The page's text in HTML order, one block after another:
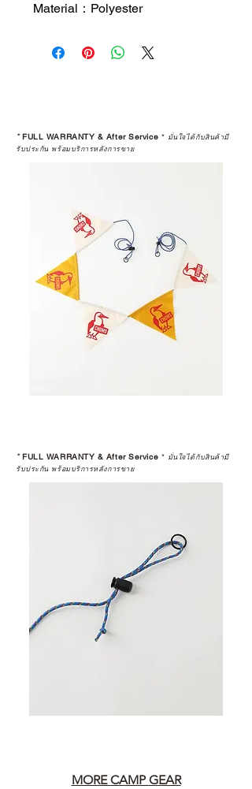
Material：Polyester
*FULL WARRANTY & After Service * มั่นใจได้กับสินค้ามี
รับประกัน พร้อมบริการหลังการขาย
*FULL WARRANTY & After Service * มั่นใจได้กับสินค้ามี
รับประกัน พร้อมบริการหลังการขาย
MORE CAMP GEAR